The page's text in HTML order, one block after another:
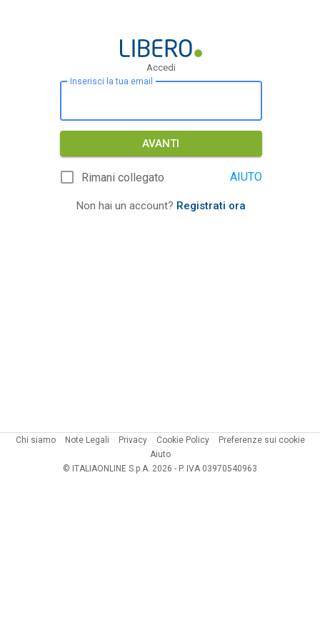
Accedi
Inserisci la tua email
AVANTI
Rimani collegato AIUTO
Non hai un account? Registrati ora
Chi siamo Note Legali Privacy Cookie Policy
Preferenze sui cookie
Aiuto
© ITALIAONLINE S.p.A. 2026 - P. IVA 03970540963